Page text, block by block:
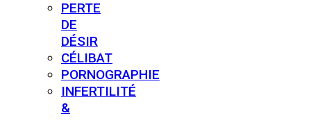
PERTE
DE
DÉSIR
CÉLIBAT
PORNOGRAPHIE
INFERTILITÉ
&